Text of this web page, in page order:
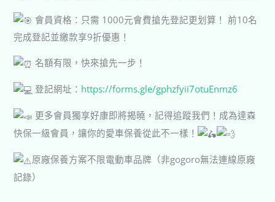
會員資格：只需 1000元會費搶先登記更划算！ 前10名
完成登記並繳款享9折優惠！
名額有限，快來搶先一步！
登記網址： https://forms.gle/gphzfyii7otuEnmz6
更多會員獨享好康即將揭曉，記得追蹤我們！成為達森
快保一級會員，讓你的愛車保養從此不一樣！
原廠保養方案不限電動車品牌（非gogoro無法連線原廠
記錄）